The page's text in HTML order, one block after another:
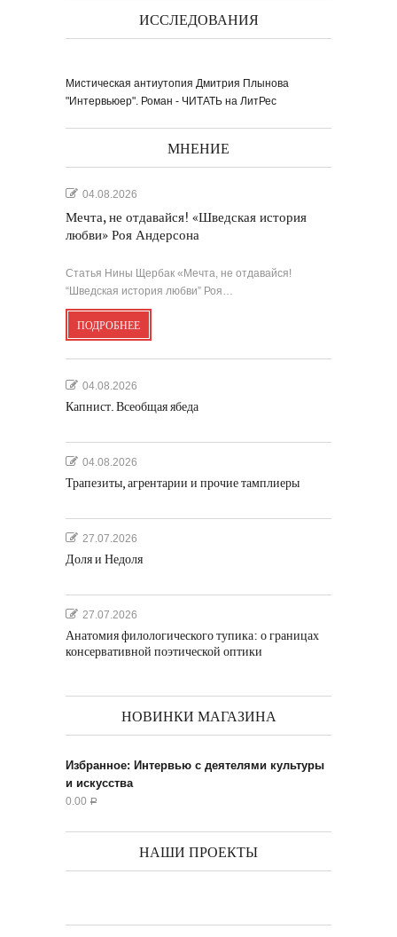
ИССЛЕДОВАНИЯ
Мистическая антиутопия Дмитрия Плынова
"Интервьюер". Роман - ЧИТАТЬ на ЛитРес
МНЕНИЕ
04.08.2026
Мечта, не отдавайся! «Шведская история
любви» Роя Андерсона
Статья Нины Щербак «Мечта, не отдавайся!
“Шведская история любви” Роя…
ПОДРОБНЕЕ
04.08.2026
Капнист. Всеобщая ябеда
04.08.2026
Трапезиты, агрентарии и прочие тамплиеры
27.07.2026
Доля и Недоля
27.07.2026
Анатомия филологического тупика: о границах
консервативной поэтической оптики
НОВИНКИ МАГАЗИНА
Избранное: Интервью с деятелями культуры
и искусства
0.00 Р
НАШИ ПРОЕКТЫ